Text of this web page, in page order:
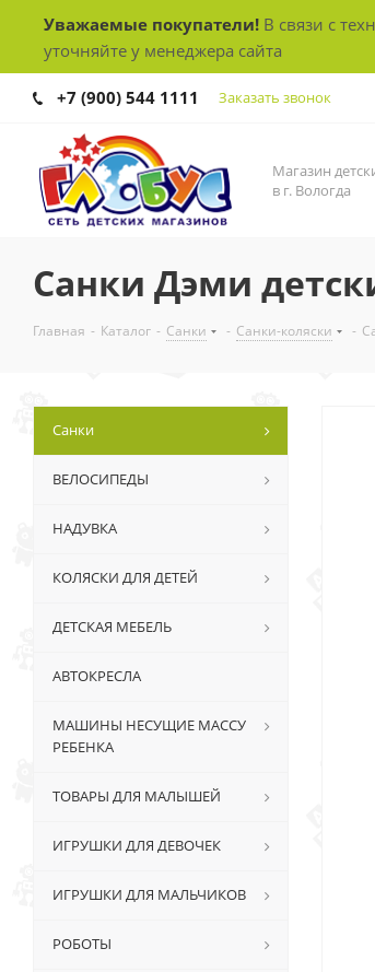
Уважаемые покупатели! В связи с
уточняйте у менеджера сайта
+7 (900) 544 1111 Заказать звонок
Магазин
в г. Вологда
Санки Дэми
Главная - Каталог - Санки - Санки-коляски -
Санки
ВЕЛОСИПЕДЫ
НАДУВКА
КОЛЯСКИ ДЛЯ ДЕТЕЙ
ДЕТСКАЯ МЕБЕЛЬ
АВТОКРЕСЛА
МАШИНЫ НЕСУЩИЕ МАССУ
РЕБЕНКА
ТОВАРЫ ДЛЯ МАЛЫШЕЙ
ИГРУШКИ ДЛЯ ДЕВОЧЕК
ИГРУШКИ ДЛЯ МАЛЬЧИКОВ
РОБОТЫ